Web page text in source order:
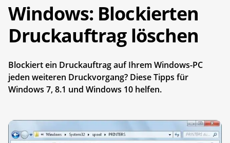
Windows: Blockierten
Druckauftrag löschen
Blockiert ein Druckauftrag auf Ihrem Windows-PC
jeden weiteren Druckvorgang? Diese Tipps für
Windows 7, 8.1 und Windows 10 helfen.